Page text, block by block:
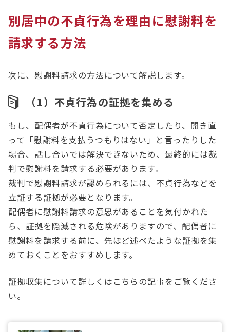
別居中の不貞行為を理由に慰謝料を
請求する方法
次に、慰謝料請求の方法について解説します。
（1）不貞行為の証拠を集める
もし、配偶者が不貞行為について否定したり、開き直
って「慰謝料を支払うつもりはない」と言ったりした
場合、話し合いでは解決できないため、最終的には裁
判で慰謝料を請求する必要があります。
裁判で慰謝料請求が認められるには、不貞行為などを
立証する証拠が必要となります。
配偶者に慰謝料請求の意思があることを気付かれた
ら、証拠を隠滅される危険がありますので、配偶者に
慰謝料を請求する前に、先ほど述べたような証拠を集
めておくことをおすすめします。
証拠収集について詳しくはこちらの記事をご覧くださ
い。